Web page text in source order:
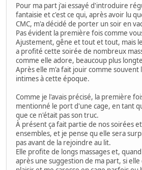
Pour ma part j'ai essayé d'introduire
fantaisie et c'est ce qui, après avoir lu
CMC, m'a décidé de porter un soir en
Pas évident la première fois comme
Ajustement, gêne et tout et tout, mais
a profité cette soirée de nombreux
comme elle adore, beaucoup plus
Après elle m'a fait jouir comme souvent
intimes à cette époque.
Comme je l'avais précisé, la première
mentionné le port d'une cage, en tant
que ce n'était pas son truc.
À présent ça fait partie de nos soirées
ensembles, et je pense qu elle sera
pas avant de la rejoindre au lit.
Elle profite de longs massages et,
après une suggestion de ma part, si